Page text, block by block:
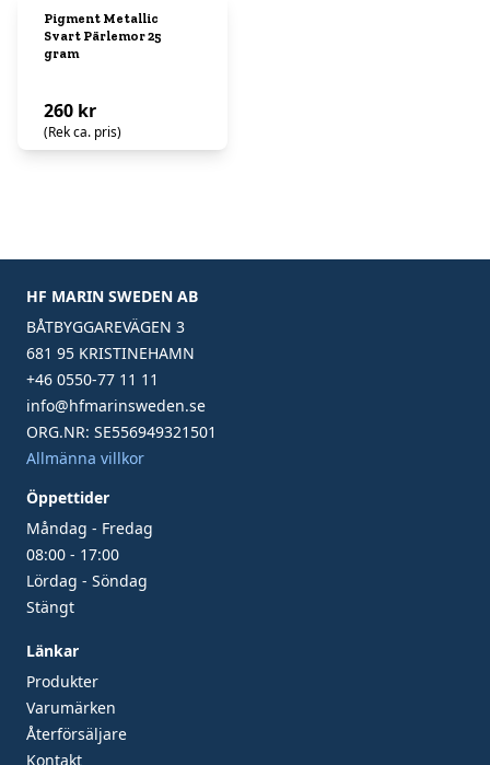
Pigment Metallic
Svart Pärlemor 25
gram
260 kr
(Rek ca. pris)
HF MARIN SWEDEN AB
BÅTBYGGAREVÄGEN 3
681 95 KRISTINEHAMN
+46 0550-77 11 11
info@hfmarinsweden.se
ORG.NR: SE556949321501
Allmänna villkor
Öppettider
Måndag - Fredag
08:00 - 17:00
Lördag - Söndag
Stängt
Länkar
Produkter
Varumärken
Återförsäljare
Kontakt